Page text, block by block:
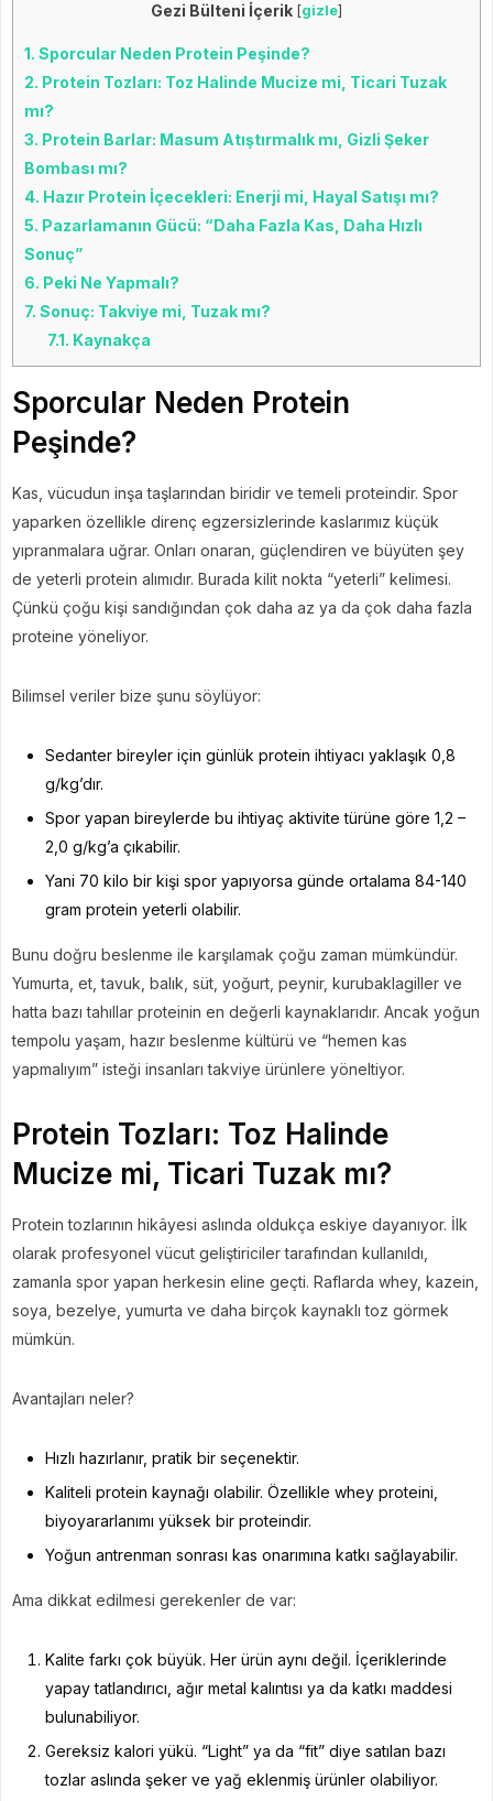
Gezi Bülteni İçerik [gizle]
1. Sporcular Neden Protein Peşinde?
2. Protein Tozları: Toz Halinde Mucize mi, Ticari Tuzak
mı?
3. Protein Barlar: Masum Atıştırmalık mı, Gizli Şeker
Bombası mı?
4. Hazır Protein İçecekleri: Enerji mi, Hayal Satışı mı?
5. Pazarlamanın Gücü: “Daha Fazla Kas, Daha Hızlı
Sonuç”
6. Peki Ne Yapmalı?
7. Sonuç: Takviye mi, Tuzak mı?
7.1. Kaynakça
Sporcular Neden Protein
Peşinde?
Kas, vücudun inşa taşlarından biridir ve temeli proteindir. Spor
yaparken özellikle direnç egzersizlerinde kaslarımız küçük
yıpranmalara uğrar. Onları onaran, güçlendiren ve büyüten şey
de yeterli protein alımıdır. Burada kilit nokta “yeterli” kelimesi.
Çünkü çoğu kişi sandığından çok daha az ya da çok daha fazla
proteine yöneliyor.
Bilimsel veriler bize şunu söylüyor:
Sedanter bireyler için günlük protein ihtiyacı yaklaşık 0,8
g/kg’dır.
Spor yapan bireylerde bu ihtiyaç aktivite türüne göre 1,2 –
2,0 g/kg’a çıkabilir.
Yani 70 kilo bir kişi spor yapıyorsa günde ortalama 84-140
gram protein yeterli olabilir.
Bunu doğru beslenme ile karşılamak çoğu zaman mümkündür.
Yumurta, et, tavuk, balık, süt, yoğurt, peynir, kurubaklagiller ve
hatta bazı tahıllar proteinin en değerli kaynaklarıdır. Ancak yoğun
tempolu yaşam, hazır beslenme kültürü ve “hemen kas
yapmalıyım” isteği insanları takviye ürünlere yöneltiyor.
Protein Tozları: Toz Halinde
Mucize mi, Ticari Tuzak mı?
Protein tozlarının hikâyesi aslında oldukça eskiye dayanıyor. İlk
olarak profesyonel vücut geliştiriciler tarafından kullanıldı,
zamanla spor yapan herkesin eline geçti. Raflarda whey, kazein,
soya, bezelye, yumurta ve daha birçok kaynaklı toz görmek
mümkün.
Avantajları neler?
Hızlı hazırlanır, pratik bir seçenektir.
Kaliteli protein kaynağı olabilir. Özellikle whey proteini,
biyoyararlanımı yüksek bir proteindir.
Yoğun antrenman sonrası kas onarımına katkı sağlayabilir.
Ama dikkat edilmesi gerekenler de var:
Kalite farkı çok büyük. Her ürün aynı değil. İçeriklerinde
yapay tatlandırıcı, ağır metal kalıntısı ya da katkı maddesi
bulunabiliyor.
Gereksiz kalori yükü. “Light” ya da “fit” diye satılan bazı
tozlar aslında şeker ve yağ eklenmiş ürünler olabiliyor.